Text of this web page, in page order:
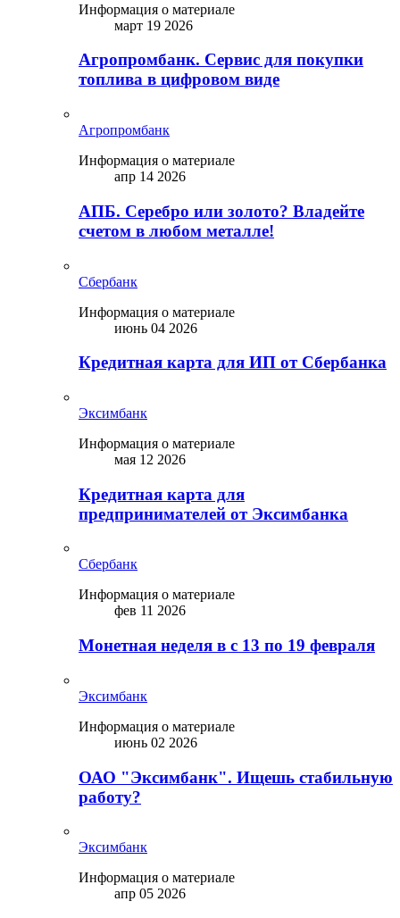
Информация о материале
март 19 2026
Агропромбанк. Сервис для покупки
топлива в цифровом виде
Агропромбанк
Информация о материале
апр 14 2026
АПБ. Серебро или золото? Владейте
счетом в любом металле!
Сбербанк
Информация о материале
июнь 04 2026
Кредитная карта для ИП от Сбербанка
Эксимбанк
Информация о материале
мая 12 2026
Кредитная карта для
предпринимателей от Эксимбанка
Сбербанк
Информация о материале
фев 11 2026
Монетная неделя в с 13 по 19 февраля
Эксимбанк
Информация о материале
июнь 02 2026
ОАО "Эксимбанк". Ищешь стабильную
работу?
Эксимбанк
Информация о материале
апр 05 2026